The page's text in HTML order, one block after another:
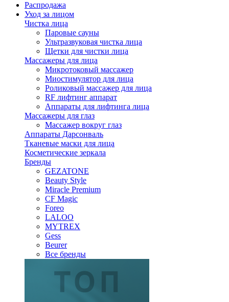
Распродажа
Уход за лицом
Чистка лица
Паровые сауны
Ультразвуковая чистка лица
Щетки для чистки лица
Массажеры для лица
Микротоковый массажер
Миостимулятор для лица
Роликовый массажер для лица
RF лифтинг аппарат
Аппараты для лифтинга лица
Массажеры для глаз
Массажер вокруг глаз
Аппараты Дарсонваль
Тканевые маски для лица
Косметические зеркала
Бренды
GEZATONE
Beauty Style
Miracle Premium
CF Magic
Foreo
LALOO
MYTREX
Gess
Beurer
Все бренды